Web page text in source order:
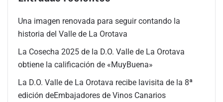
Una imagen renovada para seguir contando la
historia del Valle de La Orotava
La Cosecha 2025 de la D.O. Valle de La Orotava
obtiene la calificación de «MuyBuena»
La D.O. Valle de La Orotava recibe lavisita de la 8ª
edición deEmbajadores de Vinos Canarios